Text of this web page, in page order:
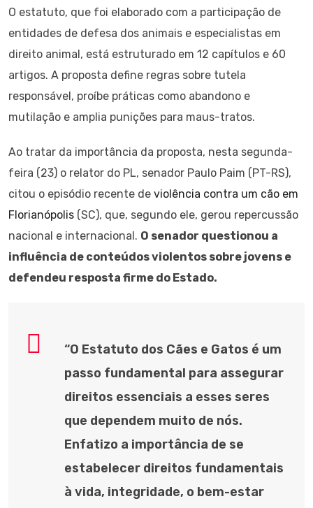
O estatuto, que foi elaborado com a participação de
entidades de defesa dos animais e especialistas em
direito animal, está estruturado em 12 capítulos e 60
artigos. A proposta define regras sobre tutela
responsável, proíbe práticas como abandono e
mutilação e amplia punições para maus-tratos.
Ao tratar da importância da proposta, nesta segunda-
feira (23) o relator do PL, senador Paulo Paim (PT-RS),
citou o episódio recente de violência contra um cão em
Florianópolis (SC), que, segundo ele, gerou repercussão
nacional e internacional. O senador questionou a
influência de conteúdos violentos sobre jovens e
defendeu resposta firme do Estado.
“O Estatuto dos Cães e Gatos é um
passo fundamental para assegurar
direitos essenciais a esses seres
que dependem muito de nós.
Enfatizo a importância de se
estabelecer direitos fundamentais
à vida, integridade, o bem-estar